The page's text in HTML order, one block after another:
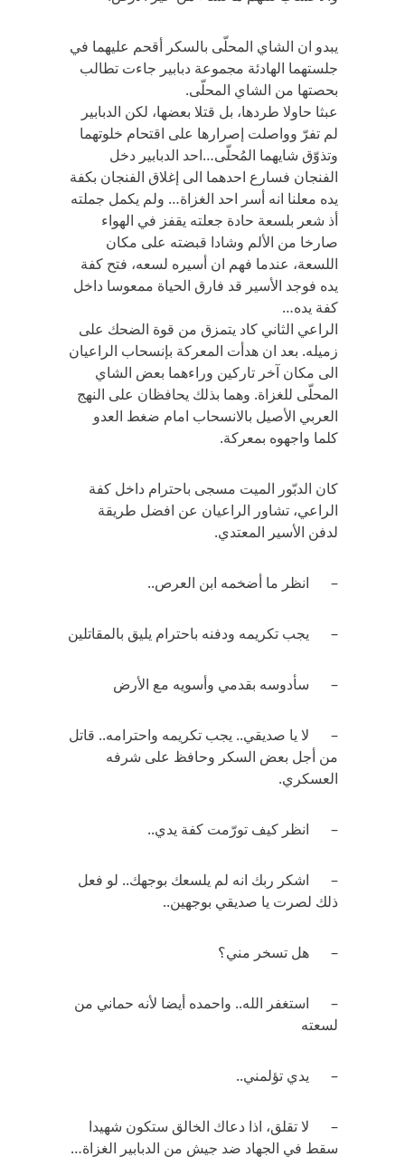
يبدو ان الشاي المحلّى بالسكر أقحم عليهما في
جلستهما الهادئة مجموعة دبابير جاءت تطالب
بحصتها من الشاي المحلّى.
عبثا حاولا طردها، بل قتلا بعضها، لكن الدبابير
لم تفرّ وواصلت إصرارها على اقتحام خلوتهما
وتذوّق شايهما المُحلّى…احد الدبابير دخل
الفنجان فسارع احدهما الى إغلاق الفنجان بكفة
يده معلنا انه أسر احد الغزاة… ولم يكمل جملته
أذ شعر بلسعة حادة جعلته يقفز في الهواء
صارخا من الألم وشادا قبضته على مكان
اللسعة، عندما فهم ان أسيره لسعه، فتح كفة
يده فوجد الأسير قد فارق الحياة ممعوسا داخل
كفة يده…
الراعي الثاني كاد يتمزق من قوة الضحك على
زميله. بعد ان هدأت المعركة بإنسحاب الراعيان
الى مكان آخر تاركين وراءهما بعض الشاي
المحلّى للغزاة. وهما بذلك يحافظان على النهج
العربي الأصيل بالانسحاب امام ضغط العدو
كلما واجهوه بمعركة.
كان الدبّور الميت مسجى باحترام داخل كفة
الراعي، تشاور الراعيان عن افضل طريقة
لدفن الأسير المعتدي.
– انظر ما أضخمه ابن العرص..
– يجب تكريمه ودفنه باحترام يليق بالمقاتلين
– سأدوسه بقدمي وأسويه مع الأرض
– لا يا صديقي.. يجب تكريمه واحترامه.. قاتل
من أجل بعض السكر وحافظ على شرفه
العسكري.
– انظر كيف تورّمت كفة يدي..
– اشكر ربك انه لم يلسعك بوجهك.. لو فعل
ذلك لصرت يا صديقي بوجهين..
– هل تسخر مني؟
– استغفر الله.. واحمده أيضا لأنه حماني من
لسعته
– يدي تؤلمني..
– لا تقلق، اذا دعاك الخالق ستكون شهيدا
سقط في الجهاد ضد جيش من الدبابير الغزاة…